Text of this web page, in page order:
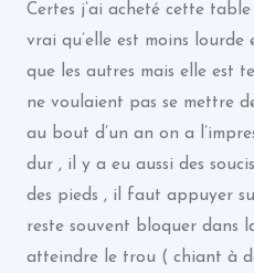
Certes j’ai acheté cette
vrai qu’elle est moins
que les autres mais elle est
ne voulaient pas se mettre
au bout d’un an on a
dur , il y a eu aussi des
des pieds , il faut appuyer
reste souvent bloquer dans
atteindre le trou ( chiant à